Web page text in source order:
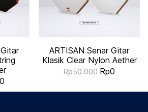
ARTISAN Senar Gitar
Klasik Clear Nylon Aether
Rp50.000 Rp0